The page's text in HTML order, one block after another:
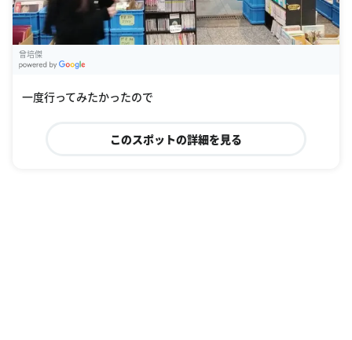
曾培傑
一度行ってみたかったので
このスポットの詳細を見る